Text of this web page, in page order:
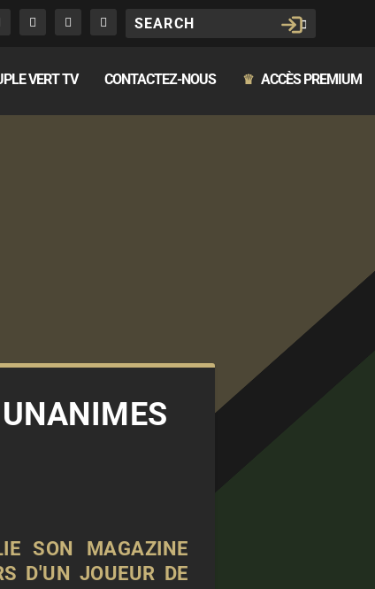
VERT TV CONTACTEZ-NOUS ♛ ACCÈS PREMIUM
SON MAGAZINE
D'UN JOUEUR DE